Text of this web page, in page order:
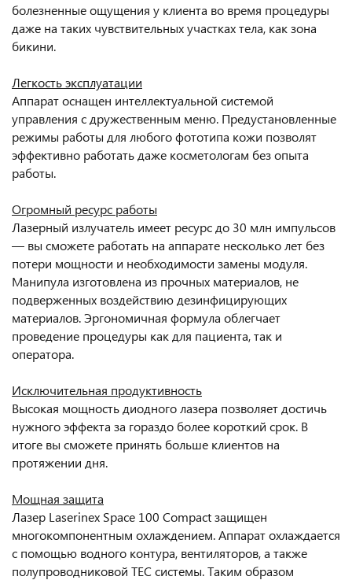
болезненные ощущения у клиента во время процедуры
даже на таких чувствительных участках тела, как зона
бикини.
Легкость эксплуатации
Аппарат оснащен интеллектуальной системой
управления с дружественным меню. Предустановленные
режимы работы для любого фототипа кожи позволят
эффективно работать даже косметологам без опыта
работы.
Огромный ресурс работы
Лазерный излучатель имеет ресурс до 30 млн импульсов
— вы сможете работать на аппарате несколько лет без
потери мощности и необходимости замены модуля.
Манипула изготовлена из прочных материалов, не
подверженных воздействию дезинфицирующих
материалов. Эргономичная формула облегчает
проведение процедуры как для пациента, так и
оператора.
Исключительная продуктивность
Высокая мощность диодного лазера позволяет достичь
нужного эффекта за гораздо более короткий срок. В
итоге вы сможете принять больше клиентов на
протяжении дня.
Мощная защита
Лазер Laserinex Space 100 Compact защищен
многокомпонентным охлаждением. Аппарат охлаждается
с помощью водного контура, вентиляторов, а также
полупроводниковой TEC системы. Таким образом